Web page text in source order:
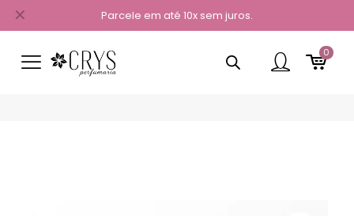
Parcele em até 10x sem juros.
✕
0